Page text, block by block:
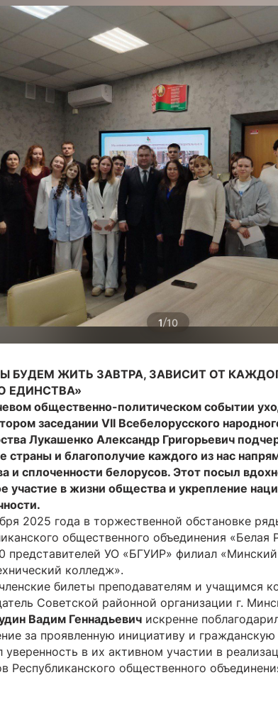
1/10
БУДЕМ ЖИТЬ ЗАВТРА, ЗАВИСИТ ОТ
ЕДИНСТВА»
общественно-политическом событии
заседании VII Всебелорусского
Лукашенко Александр Григорьевич
страны и благополучие каждого из нас
и сплоченности белорусов. Этот посыл
участие в жизни общества и укрепление
2025 года в торжественной обстановке
общественного объединения «Белая
представителей УО «БГУИР» филиал «Минский
колледж».
билеты преподавателям и учащимся
Советской районной организации г.
Вадим Геннадьевич искренне
за проявленную инициативу и
уверенность в их активном участии в
Республиканского общественного